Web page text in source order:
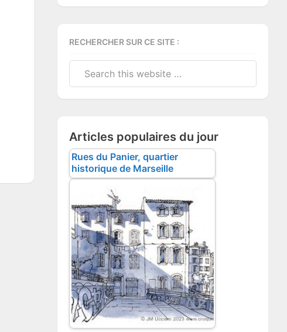
RECHERCHER SUR CE SITE :
Articles populaires du jour
Rues du Panier, quartier
historique de Marseille